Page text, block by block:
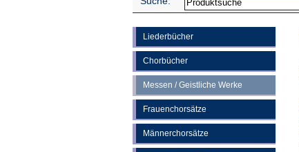
Liederbücher
Chorbücher
Messen / Geistliche Werke
Frauenchorsätze
Männerchorsätze